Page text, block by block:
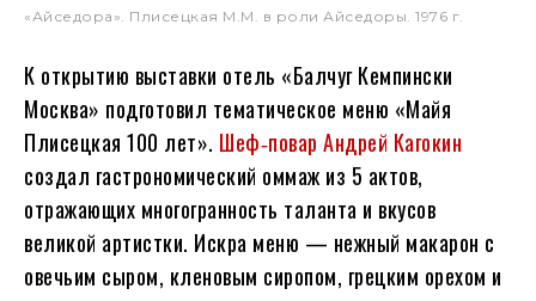
«Айседора». Плисецкая М.М. в роли Айседоры. 1976 г.
К открытию выставки отель «Балчуг Кемпински
Москва» подготовил тематическое меню «Майя
Плисецкая 100 лет». Шеф‑повар Андрей Кагокин
создал гастрономический оммаж из 5 актов,
отражающих многогранность таланта и вкусов
великой артистки. Искра меню — нежный макарон с
овечьим сыром, кленовым сиропом, грецким орехом и